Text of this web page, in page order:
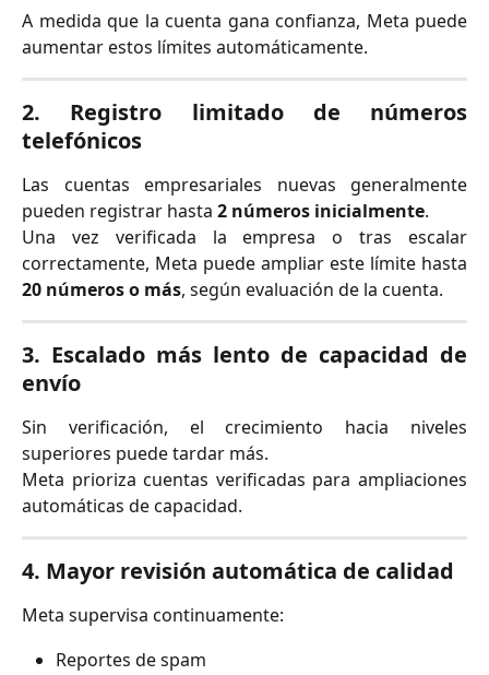
A medida que la cuenta gana confianza, Meta puede
aumentar estos límites automáticamente.
2. Registro limitado de números
telefónicos
Las cuentas empresariales nuevas generalmente
pueden registrar hasta 2 números inicialmente.
Una vez verificada la empresa o tras escalar
correctamente, Meta puede ampliar este límite hasta
20 números o más, según evaluación de la cuenta.
3. Escalado más lento de capacidad de
envío
Sin verificación, el crecimiento hacia niveles
superiores puede tardar más.
Meta prioriza cuentas verificadas para ampliaciones
automáticas de capacidad.
4. Mayor revisión automática de calidad
Meta supervisa continuamente:
Reportes de spam